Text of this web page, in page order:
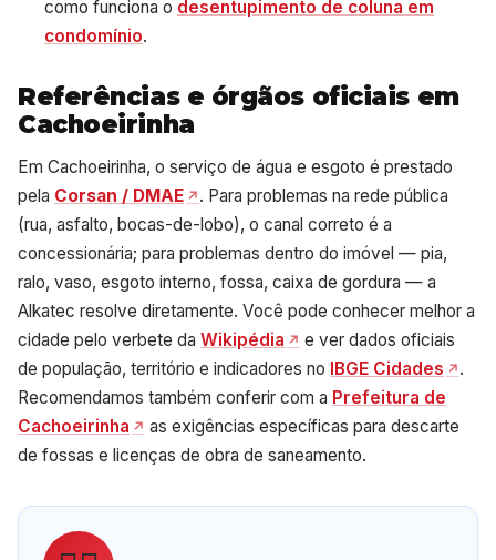
como funciona o desentupimento de coluna em
condomínio.
Referências e órgãos oficiais em
Cachoeirinha
Em Cachoeirinha, o serviço de água e esgoto é prestado
pela Corsan / DMAE
. Para problemas na rede pública
(rua, asfalto, bocas-de-lobo), o canal correto é a
concessionária; para problemas dentro do imóvel — pia,
ralo, vaso, esgoto interno, fossa, caixa de gordura — a
Alkatec resolve diretamente. Você pode conhecer melhor a
cidade pelo verbete da Wikipédia
e ver dados oficiais
de população, território e indicadores no IBGE Cidades
.
Recomendamos também conferir com a Prefeitura de
Cachoeirinha
as exigências específicas para descarte
de fossas e licenças de obra de saneamento.